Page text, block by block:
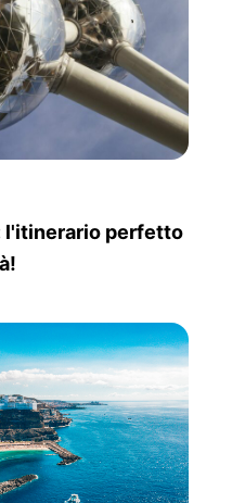
l'itinerario perfetto